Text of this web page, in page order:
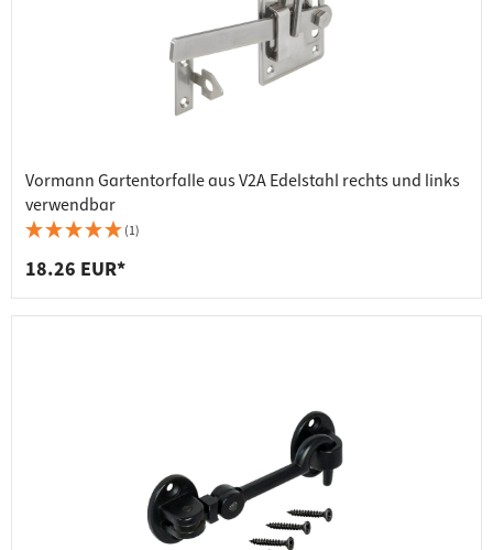
Vormann Gartentorfalle aus V2A Edelstahl rechts und links
verwendbar
(1)
18.26 EUR*